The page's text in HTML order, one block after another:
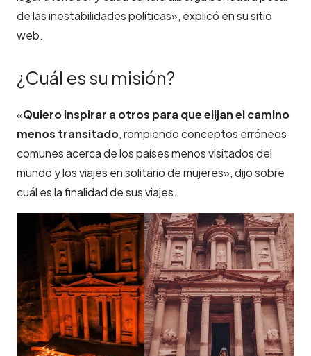
de las inestabilidades políticas», explicó en su sitio
web.
¿Cuál es su misión?
«Quiero inspirar a otros para que elijan el camino
menos transitado, rompiendo conceptos erróneos
comunes acerca de los países menos visitados del
mundo y los viajes en solitario de mujeres», dijo sobre
cuál es la finalidad de sus viajes.